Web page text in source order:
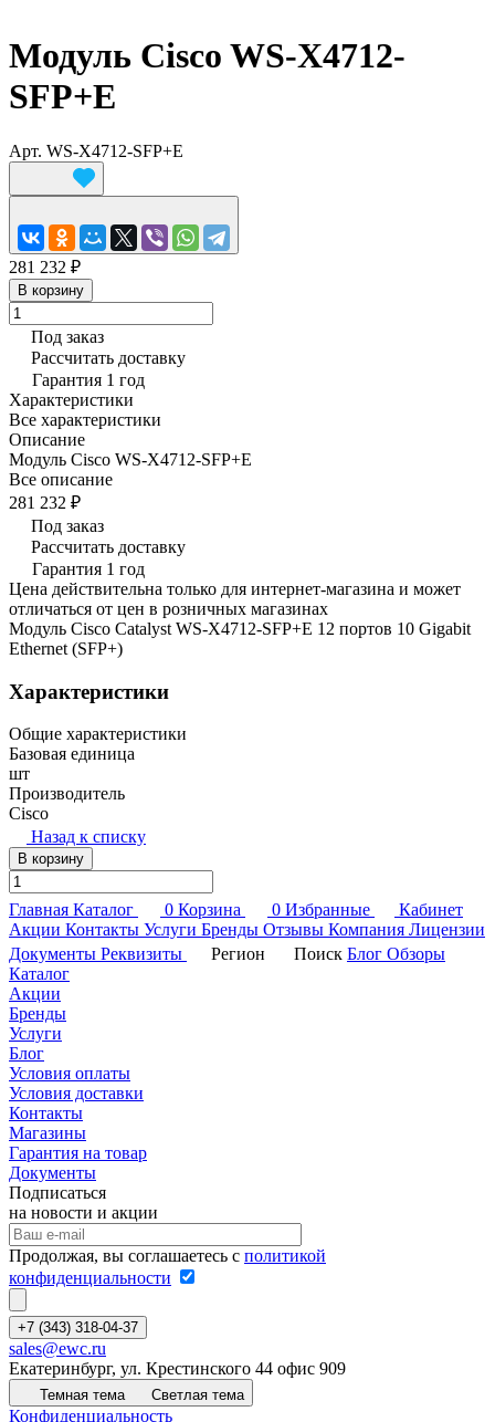
Модуль Cisco WS-X4712-
SFP+E
Арт. WS-X4712-SFP+E
281 232 ₽
В корзину
Под заказ
Рассчитать доставку
Гарантия 1 год
Характеристики
Все характеристики
Описание
Модуль Cisco WS-X4712-SFP+E
Все описание
281 232 ₽
Под заказ
Рассчитать доставку
Гарантия 1 год
Цена действительна только для интернет-магазина и может
отличаться от цен в розничных магазинах
Модуль Cisco Catalyst WS-X4712-SFP+E 12 портов 10 Gigabit
Ethernet (SFP+)
Характеристики
Общие характеристики
Базовая единица
шт
Производитель
Cisco
Назад к списку
В корзину
Главная Каталог 0 Корзина 0 Избранные
Кабинет
Акции Контакты Услуги Бренды Отзывы Компания Лицензии
Документы Реквизиты Регион Поиск Блог Обзоры
Каталог
Акции
Бренды
Услуги
Блог
Условия оплаты
Условия доставки
Контакты
Магазины
Гарантия на товар
Документы
Подписаться
на новости и акции
Продолжая, вы соглашаетесь с политикой
конфиденциальности
+7 (343) 318-04-37
sales@ewc.ru
Екатеринбург, ул. Крестинского 44 офис 909
Темная тема Светлая тема
Конфиденциальность